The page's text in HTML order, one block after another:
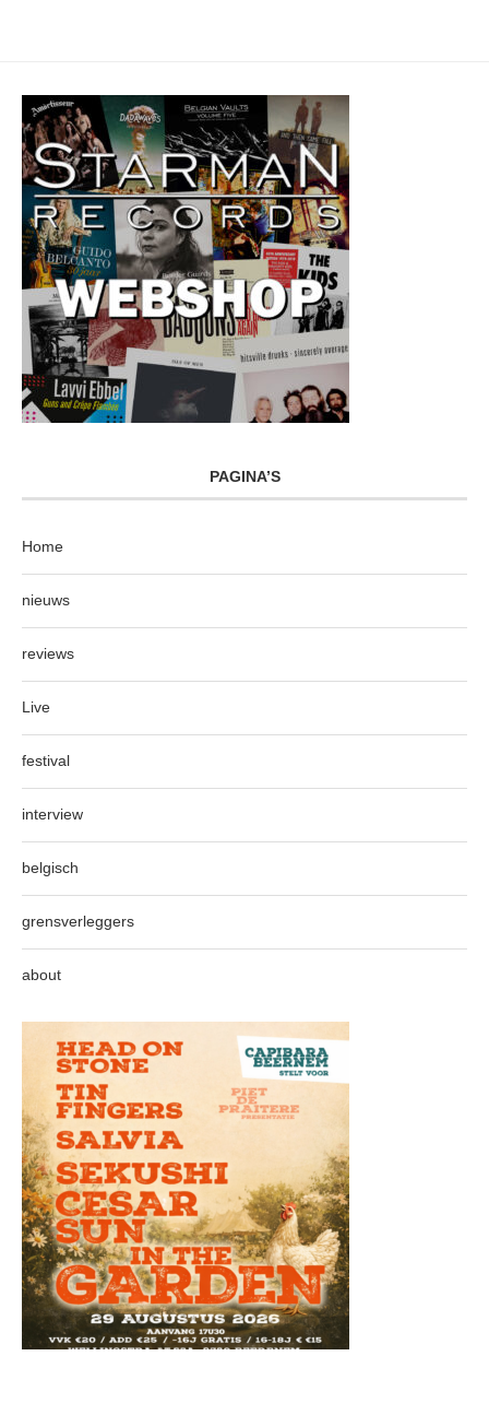
PAGINA’S
Home
nieuws
reviews
Live
festival
interview
belgisch
grensverleggers
about